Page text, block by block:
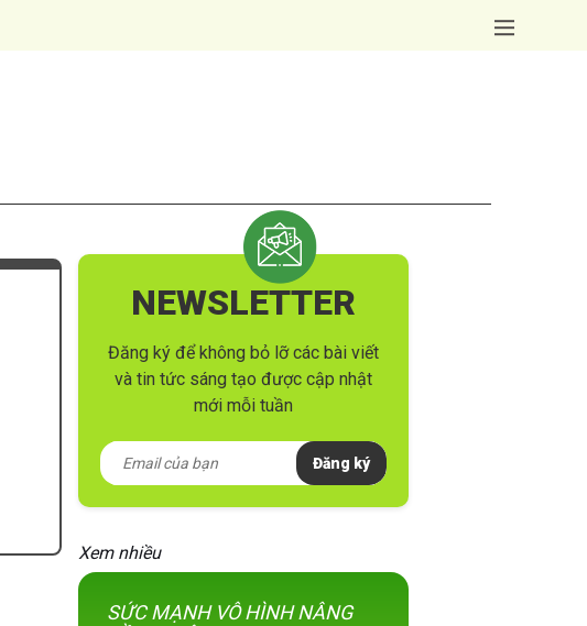
NEWSLETTER
Đăng ký để không bỏ lỡ các bài viết
và tin tức sáng tạo được cập nhật
mới mỗi tuần
Đăng ký
Xem nhiều
SỨC MẠNH VÔ HÌNH NÂNG